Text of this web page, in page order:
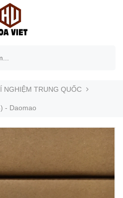
NGHIỆM TRUNG QUỐC
- Daomao